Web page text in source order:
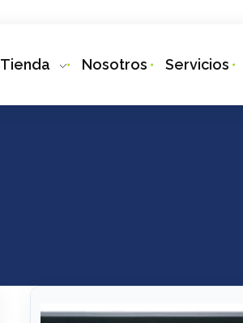
Tienda Nosotros Servicios